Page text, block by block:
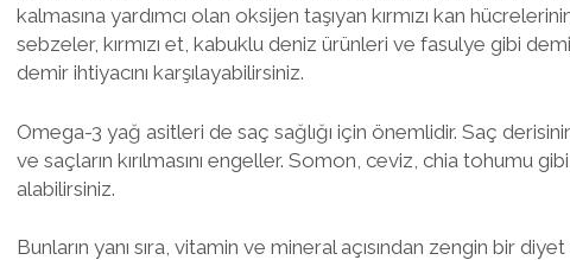
kalmasına yardımcı olan oksijen taşıyan kırmızı kan
sebzeler, kırmızı et, kabuklu deniz ürünleri ve fasulye gibi
demir ihtiyacını karşılayabilirsiniz.
Omega-3 yağ asitleri de saç sağlığı için önemlidir. Saç
ve saçların kırılmasını engeller. Somon, ceviz, chia tohumu
alabilirsiniz.
Bunların yanı sıra, vitamin ve mineral açısından zengin bir